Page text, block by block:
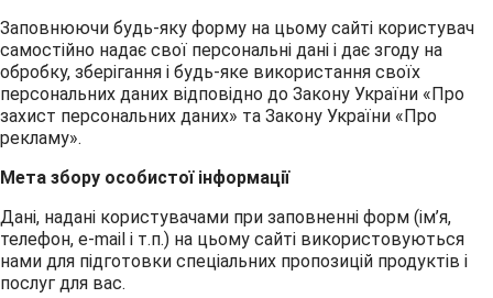
Заповнюючи будь-яку форму на цьому сайті користувач
самостійно надає свої персональні дані і дає згоду на
обробку, зберігання і будь-яке використання своїх
персональних даних відповідно до Закону України «Про
захист персональних даних» та Закону України «Про
рекламу».
Мета збору особистої інформації
Дані, надані користувачами при заповненні форм (ім’я,
телефон, e-mail і т.п.) на цьому сайті використовуються
нами для підготовки спеціальних пропозицій продуктів і
послуг для вас.